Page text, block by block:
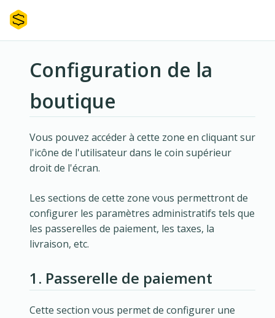
Configuration de la
boutique
Vous pouvez accéder à cette zone en cliquant sur
l'icône de l'utilisateur dans le coin supérieur
droit de l'écran.
Les sections de cette zone vous permettront de
configurer les paramètres administratifs tels que
les passerelles de paiement, les taxes, la
livraison, etc.
1. Passerelle de paiement
Cette section vous permet de configurer une